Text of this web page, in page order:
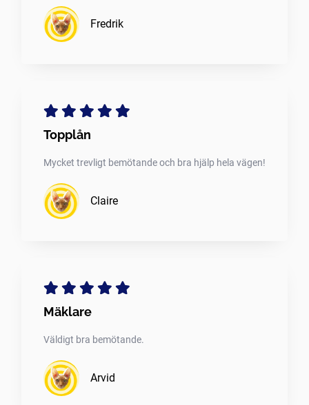
Fredrik
Topplån
Mycket trevligt bemötande och bra hjälp hela vägen!
Claire
Mäklare
Väldigt bra bemötande.
Arvid